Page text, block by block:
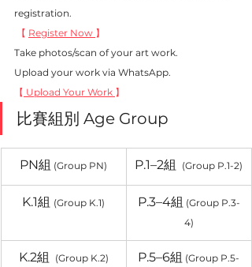
registration.
【 Register Now 】
Take photos/scan of your art work.
Upload your work via WhatsApp.
【 Upload Your Work 】
比賽組別 Age Group
PN組 (Group PN) P.1–2組 (Group P.1-2)
K.1組 (Group K.1) P.3–4組 (Group P.3-
4)
K.2組 (Group K.2) P.5–6組 (Group P.5-